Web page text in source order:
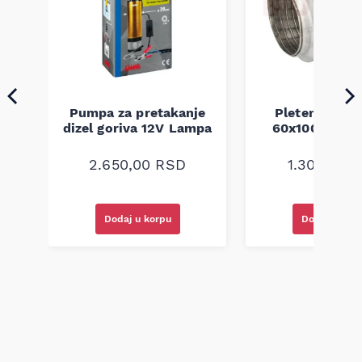
Pumpa za pretakanje
dizel goriva 12V Lampa
2.650,00 RSD
Dodaj u korpu
Pletenica
60x100
1.300,00
Dodaj u